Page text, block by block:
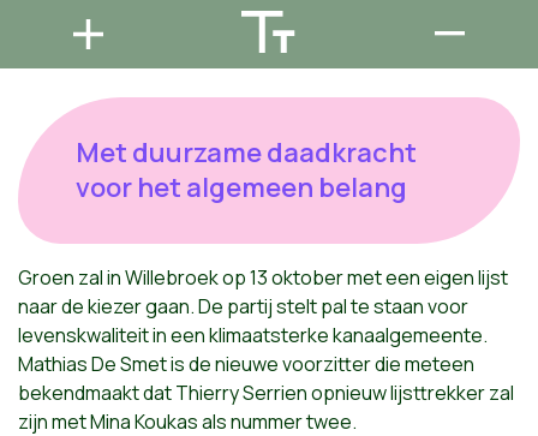
Met duurzame daadkracht
voor het algemeen belang
Groen zal in Willebroek op 13 oktober met een eigen lijst
naar de kiezer gaan. De partij stelt pal te staan voor
levenskwaliteit in een klimaatsterke kanaalgemeente.
Mathias De Smet is de nieuwe voorzitter die meteen
bekendmaakt dat Thierry Serrien opnieuw lijsttrekker zal
zijn met Mina Koukas als nummer twee.